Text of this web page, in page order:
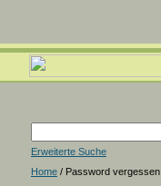
Erweiterte Suche
Home / Password vergessen